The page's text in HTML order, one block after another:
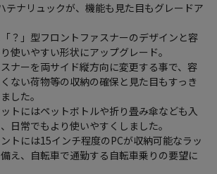
ナリュックが、機能も見た目もグレードア
？」型フロントファスナーのデザインと容
使いやすい形状にアップグレード。
ナーを両サイド縦方向に変更する事で、容
ない荷物等の収納の確保と見た目もすっき
した。
トにはペットボトルや折り畳み傘なども入
日常でもより使いやすくしました。
トには15インチ程度のPCが収納可能なラッ
え、自転車で通勤する自転車乗りの要望に